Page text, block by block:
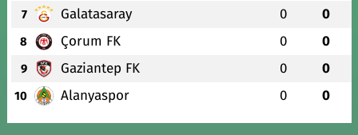
7 Galatasaray 0 0
8 Çorum FK 0 0
9 Gaziantep FK 0 0
10 Alanyaspor 0 0